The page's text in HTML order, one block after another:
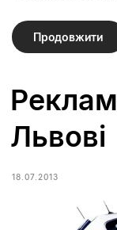
Продовжити
Львові
18.07.2013